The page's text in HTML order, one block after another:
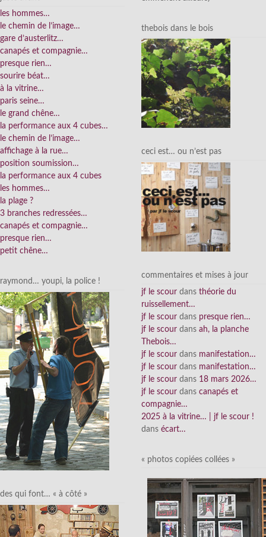
les hommes…
le chemin de l’image…
gare d’austerlitz…
canapés et compagnie…
presque rien…
sourire béat…
à la vitrine…
paris seine…
le grand chêne…
la performance aux 4 cubes…
le chemin de l’image…
affichage à la rue…
position soumission…
la performance aux 4 cubes
les hommes…
la plage ?
3 branches redressées…
canapés et compagnie…
presque rien…
petit chêne…
raymond… youpi, la police !
des qui font… « à côté »
thebois dans le bois
ceci est… ou n’est pas
commentaires et mises à jour
jf le scour dans théorie du
ruissellement…
jf le scour dans presque rien…
jf le scour dans ah, la planche
Thebois…
jf le scour dans manifestation…
jf le scour dans manifestation…
jf le scour dans 18 mars 2026…
jf le scour dans canapés et
compagnie…
2025 à la vitrine… | jf le scour !
dans écart…
« photos copiées collées »